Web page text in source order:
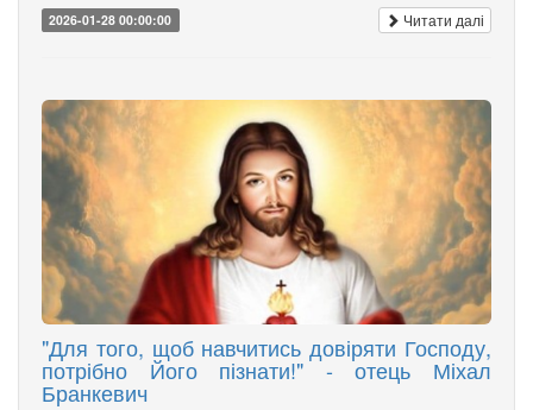
2026-01-28 00:00:00 Читати далі
"Для того, щоб навчитись довіряти Господу,
потрібно Його пізнати!" - отець Міхал
Бранкевич